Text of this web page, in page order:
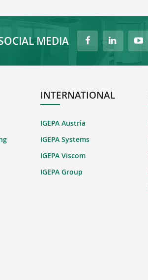
MEDIA
INTERNATIONAL
IGEPA Austria
IGEPA Systems
IGEPA Viscom
IGEPA Group